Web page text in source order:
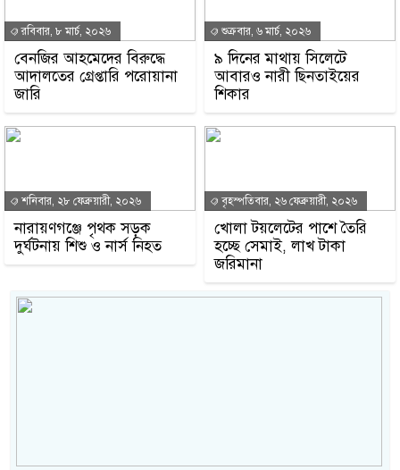
রবিবার, ৮ মার্চ, ২০২৬
বেনজির আহমেদের বিরুদ্ধে
আদালতের গ্রেপ্তারি পরোয়ানা
জারি
শুক্রবার, ৬ মার্চ, ২০২৬
৯ দিনের মাথায় সিলেটে
আবারও নারী ছিনতাইয়ের
শিকার
শনিবার, ২৮ ফেব্রুয়ারী, ২০২৬
নারায়ণগঞ্জে পৃথক সড়ক
দুর্ঘটনায় শিশু ও নার্স নিহত
বৃহস্পতিবার, ২৬ ফেব্রুয়ারী, ২০২৬
খোলা টয়লেটের পাশে তৈরি
হচ্ছে সেমাই, লাখ টাকা
জরিমানা